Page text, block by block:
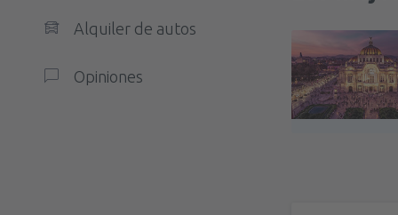
Alquiler de autos
Opiniones